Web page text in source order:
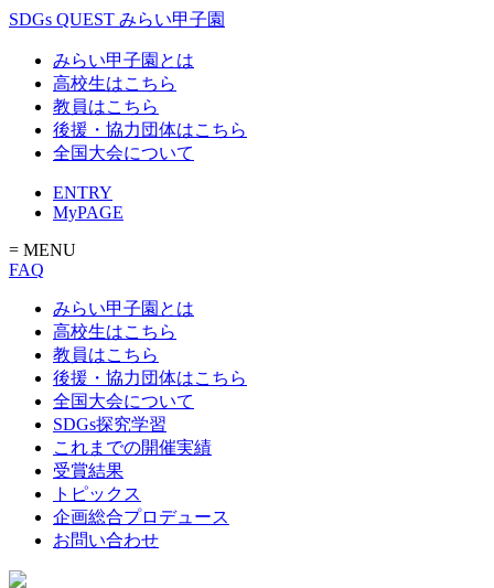
SDGs QUEST みらい甲子園
みらい甲子園とは
高校生はこちら
教員はこちら
後援・協力団体はこちら
全国大会について
ENTRY
MyPAGE
= MENU
FAQ
みらい甲子園とは
高校生はこちら
教員はこちら
後援・協力団体はこちら
全国大会について
SDGs探究学習
これまでの開催実績
受賞結果
トピックス
企画総合プロデュース
お問い合わせ